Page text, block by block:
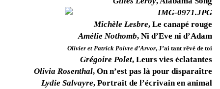
Michèle Lesbre, Le canapé rouge
Amélie Nothomb, Ni d’Eve ni d’Adam
Olivier et Patrick Poivre d’Arvor, J’ai tant rêvé de toi
Grégoire Polet, Leurs vies éclatantes
Olivia Rosenthal, On n’est pas là pour disparaître
Lydie Salvayre, Portrait de l’écrivain en animal